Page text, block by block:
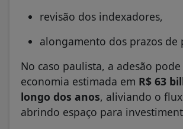
revisão dos indexadores,
alongamento dos prazos de
No caso paulista, a adesão
economia estimada em R$ 63
longo dos anos, aliviando o
abrindo espaço para